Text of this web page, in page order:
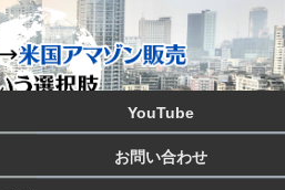
YouTube
お問い合わせ